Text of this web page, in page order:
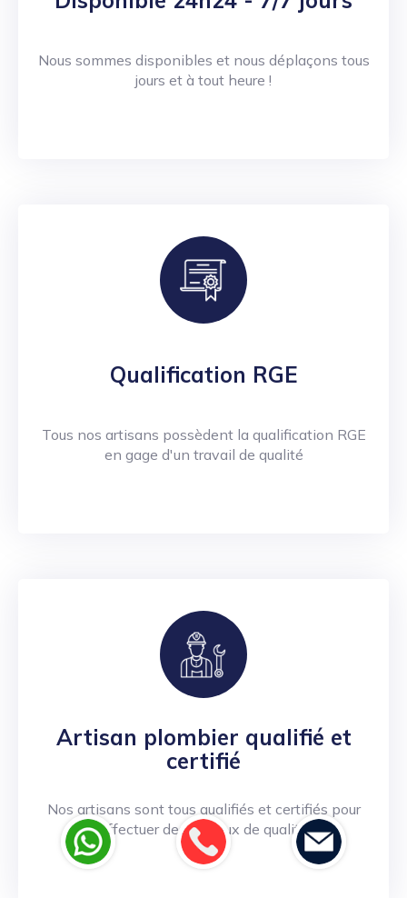
Nous sommes disponibles et nous déplaçons tous
jours et à tout heure !
Qualification RGE
Tous nos artisans possèdent la qualification RGE
en gage d'un travail de qualité
Artisan plombier qualifié et
certifié
Nos artisans sont tous qualifiés et certifiés pour
effectuer des travaux de qualité